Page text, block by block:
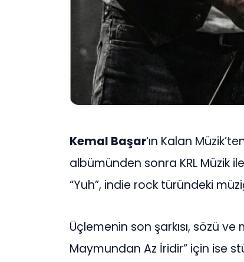
Kemal Başar‘ın Kalan
albümünden sonra KRL Müzik
“Yuh”, indie rock türündeki
Üçlemenin son şarkısı, sözü
Maymundan Az İridir” için ise